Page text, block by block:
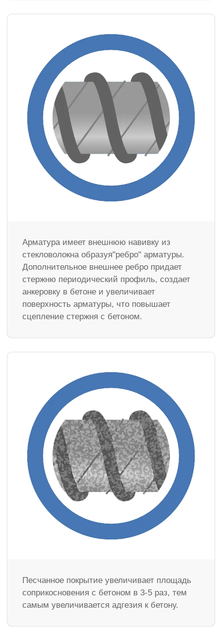
Арматура имеет внешнюю навивку из
стекловолокна образуя"ребро" арматуры.
Дополнительное внешнее ребро придает
стержню периодический профиль, создает
анкеровку в бетоне и увеличивает
поверхность арматуры, что повышает
сцепление стержня с бетоном.
Песчанное покрытие увеличивает площадь
соприкосновения с бетоном в 3-5 раз, тем
самым увеличивается адгезия к бетону.